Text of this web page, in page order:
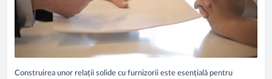
Construirea unor relații solide cu furnizorii este esențială pentru